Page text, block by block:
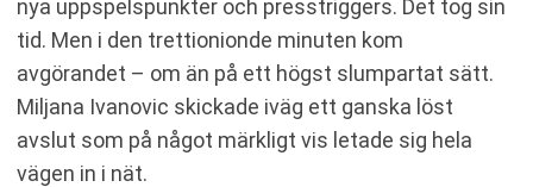
nya uppspelspunkter och presstriggers. Det tog sin
tid. Men i den trettionionde minuten kom
avgörandet – om än på ett högst slumpartat sätt.
Miljana Ivanovic skickade iväg ett ganska löst
avslut som på något märkligt vis letade sig hela
vägen in i nät.